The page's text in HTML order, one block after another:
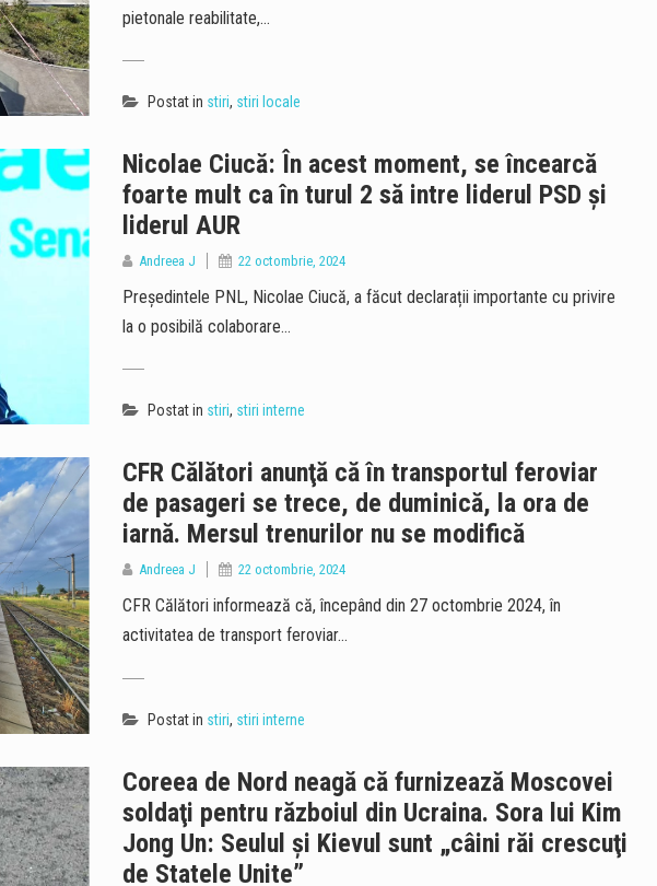
pietonale reabilitate,…
Postat in stiri, stiri locale
Nicolae Ciucă: În acest moment, se încearcă
foarte mult ca în turul 2 să intre liderul PSD şi
liderul AUR
Andreea J 22 octombrie, 2024
Președintele PNL, Nicolae Ciucă, a făcut declarații importante cu privire
la o posibilă colaborare…
Postat in stiri, stiri interne
CFR Călători anunţă că în transportul feroviar
de pasageri se trece, de duminică, la ora de
iarnă. Mersul trenurilor nu se modifică
Andreea J 22 octombrie, 2024
CFR Călători informează că, începând din 27 octombrie 2024, în
activitatea de transport feroviar…
Postat in stiri, stiri interne
Coreea de Nord neagă că furnizează Moscovei
soldaţi pentru războiul din Ucraina. Sora lui Kim
Jong Un: Seulul şi Kievul sunt „câini răi crescuţi
de Statele Unite”